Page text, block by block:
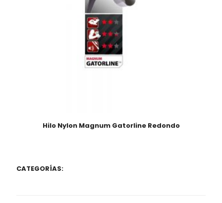
Hilo Nylon Magnum Gatorline Redondo
CATEGORÍAS: